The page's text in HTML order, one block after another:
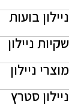
ניילון בועות
שקיות ניילון
מוצרי ניילון
ניילון סטרץ